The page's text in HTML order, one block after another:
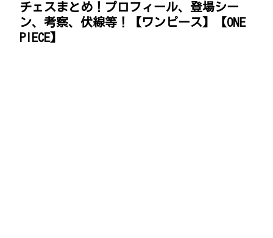
チェスまとめ！プロフィール、登場シー
ン、考察、伏線等！【ワンピース】【ONE
PIECE】